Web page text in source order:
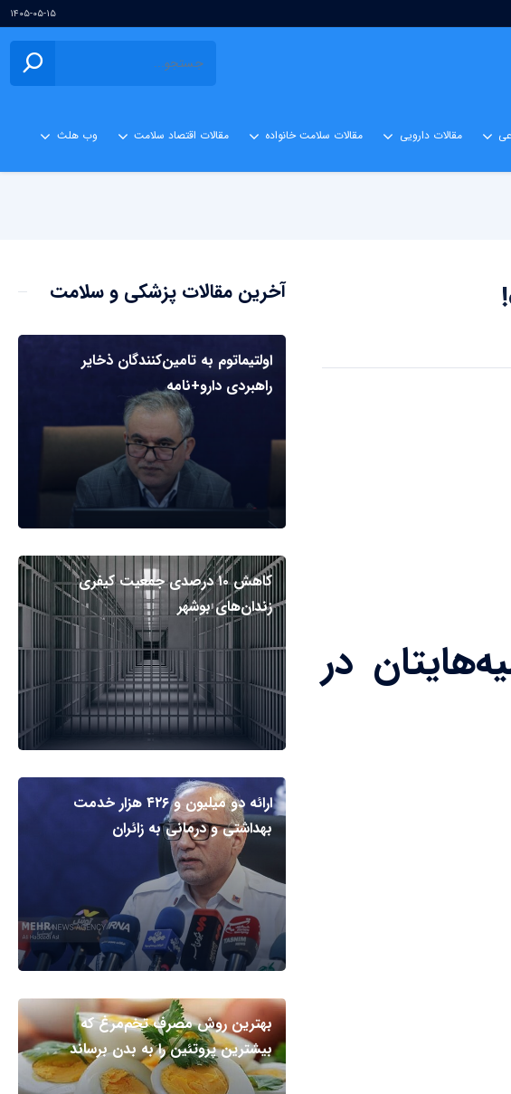
۱۴۰۵-۰۵-۱۵
مقالات دارویی مقالات سلامت خانواده مقالات اقتصاد سلامت وب هلث
در
آخرین مقالات پزشکی و سلامت
اولتیماتوم به تامین‌کنندگان ذخایر
راهبردی دارو+نامه
کاهش ۱۰ درصدی جمعیت کیفری
زندان‌های بوشهر
ارائه دو میلیون و ۴۲۶ هزار خدمت
بهداشتی و درمانی به زائران
بهترین روش مصرف تخم‌مرغ که
بیشترین پروتئین را به بدن برساند